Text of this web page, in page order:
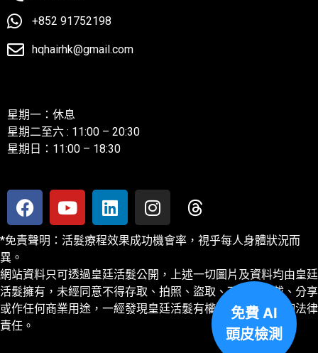
+852 91752198
hqhairhk@gmail.com
星期一：休息
星期二至六 : 11:00 – 20:30
星期日：11:00 – 18:30
*免責聲明：活髮療程效果成功機會率，視乎每人身體狀況而
異。
網站資料只可透過皇廷活髮公開，上述一切圖片及資料均由皇廷
活髮擁有，未經同意不得存取、拍照、盜取、下載、轉載、分享
或作任何商業用途，一經發現皇廷活髮有權追討及保留一切法律
責任。
免費 AI
頭皮檢測